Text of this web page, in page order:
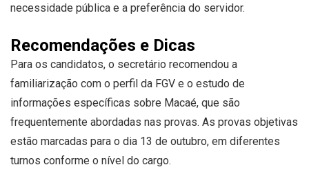
necessidade pública e a preferência do servidor.
Recomendações e Dicas
Para os candidatos, o secretário recomendou a
familiarização com o perfil da FGV e o estudo de
informações específicas sobre Macaé, que são
frequentemente abordadas nas provas. As provas objetivas
estão marcadas para o dia 13 de outubro, em diferentes
turnos conforme o nível do cargo.